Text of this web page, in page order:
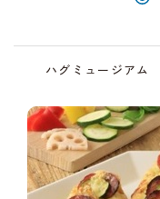
ハグミュージアム